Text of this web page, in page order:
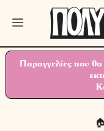
Μετάβαση
περιεχόμενο
Μενού
Παραγγελίες που